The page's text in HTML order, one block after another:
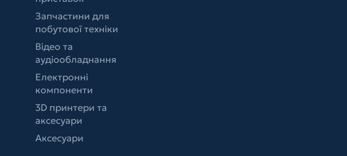
Запчастини для
побутової техніки
Відео та
аудіообладнання
Електронні
компоненти
3D принтери та
аксесуари
Аксесуари